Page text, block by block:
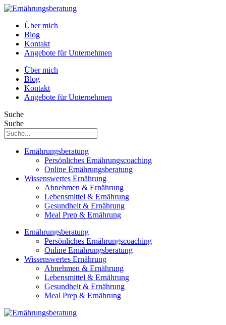
Über mich
Blog
Kontakt
Angebote für Unternehmen
Über mich
Blog
Kontakt
Angebote für Unternehmen
Suche
Suche
Ernährungsberatung
Persönliches Ernährungscoaching
Online Ernährungsberatung
Wissenswertes Ernährung
Abnehmen & Ernährung
Lebensmittel & Ernährung
Gesundheit & Ernährung
Meal Prep & Ernährung
Ernährungsberatung
Persönliches Ernährungscoaching
Online Ernährungsberatung
Wissenswertes Ernährung
Abnehmen & Ernährung
Lebensmittel & Ernährung
Gesundheit & Ernährung
Meal Prep & Ernährung